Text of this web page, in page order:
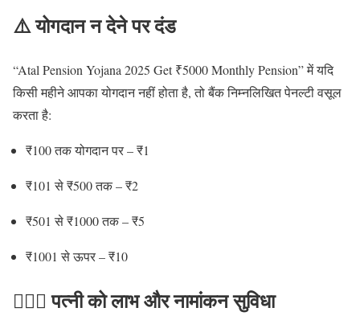
⚠️ योगदान न देने पर दंड
“Atal Pension Yojana 2025 Get ₹5000 Monthly Pension” में यदि
किसी महीने आपका योगदान नहीं होता है, तो बैंक निम्नलिखित पेनल्टी वसूल
करता है:
₹100 तक योगदान पर – ₹1
₹101 से ₹500 तक – ₹2
₹501 से ₹1000 तक – ₹5
₹1001 से ऊपर – ₹10
👩‍❤️‍👨 पत्नी को लाभ और नामांकन सुविधा